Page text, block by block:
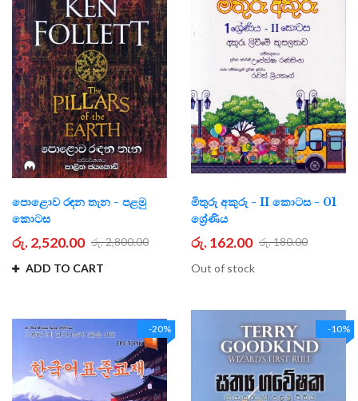
පොළොව රඳන තැන - පළමු
කොටස
රු. 2,520.00 රු. 2,800.00
ADD TO CART
මිතුරු අකුරු - II කොටස - 01
ශ්‍රේණිය
රු. 162.00 රු. 180.00
Out of stock
-20% -10%